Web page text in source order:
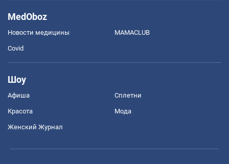
MedOboz
Новости медицины MAMACLUB
Covid
Шоу
Афиша Сплетни
Красота Мода
Женский Журнал